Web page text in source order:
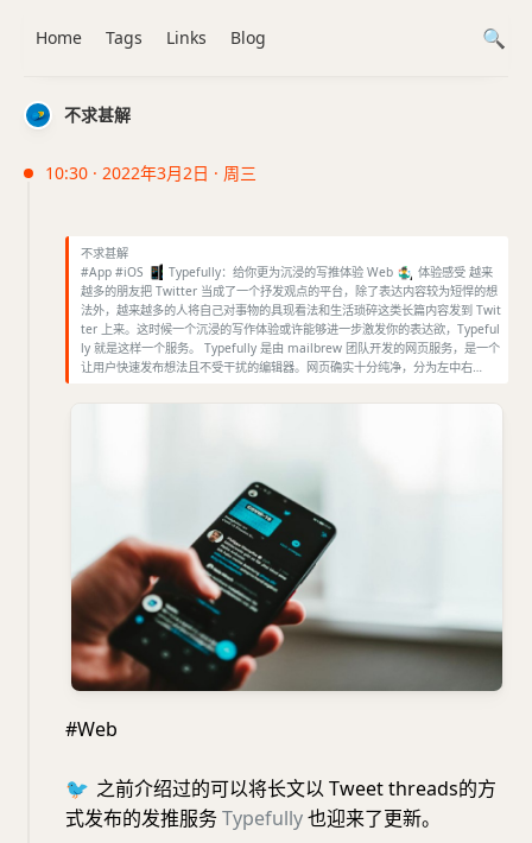
不求甚解
10:30 · 2022年3月2日 · 周三
不求甚解
#App #iOS 📱 Typefully：给你更为沉浸的写推体验 Web 🤹‍♂️ 体验感受 越来
越多的朋友把 Twitter 当成了一个抒发观点的平台，除了表达内容较为短悍的想
法外，越来越多的人将自己对事物的具现看法和生活琐碎这类长篇内容发到 Twit
ter 上来。这时候一个沉浸的写作体验或许能够进一步激发你的表达欲，Typeful
ly 就是这样一个服务。 Typefully 是由 mailbrew 团队开发的网页服务，是一个
让用户快速发布想法且不受干扰的编辑器。网页确实十分纯净，分为左中右…
#Web
🐦 之前介绍过的可以将长文以 Tweet threads的方
式发布的发推服务Typefully也迎来了更新。
Home Tags Links Blog